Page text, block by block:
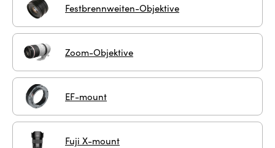
Festbrennweiten-Objektive
Zoom-Objektive
EF-mount
Fuji X-mount